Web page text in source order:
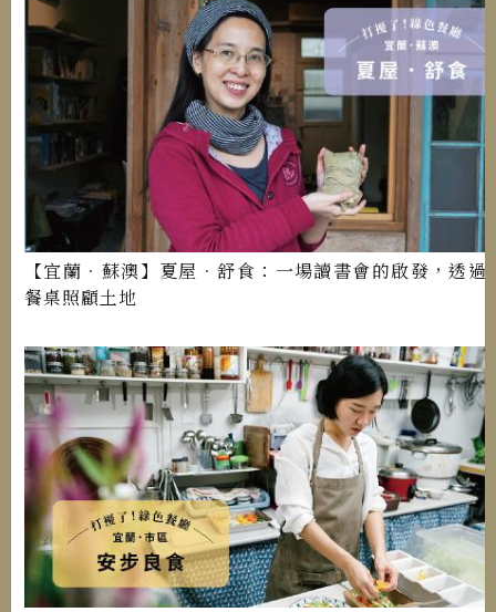
【宜蘭．蘇澳】夏屋．舒食：一場讀書會的啟發，透過
餐桌照顧土地